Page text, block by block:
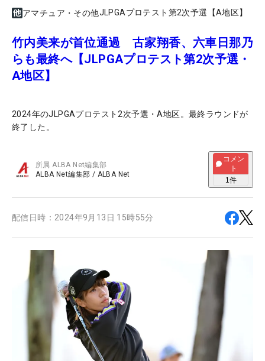
アマチュア・その他JLPGAプロテスト第2次予選【A地区】
竹内美来が首位通過 古家翔香、六車日那乃
らも最終へ【JLPGAプロテスト第2次予選・
A地区】
2024年のJLPGAプロテスト2次予選・A地区。最終ラウンドが
終了した。
所属ALBA Net編集部
ALBA Net編集部 / ALBA Net
コメン
ト
1件
配信日時： 2024年9月13日 15時55分